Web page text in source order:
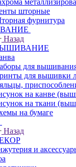
шторные
фурнитура
Назад
для
для вышивки
на канве
на ткани
на бумаге
Назад
и